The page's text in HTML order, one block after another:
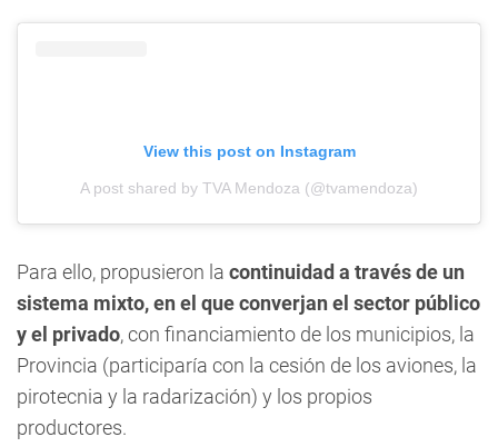
View this post on Instagram
A post shared by TVA Mendoza (@tvamendoza)
Para ello, propusieron la continuidad a través de un
sistema mixto, en el que converjan el sector público
y el privado, con financiamiento de los municipios, la
Provincia (participaría con la cesión de los aviones, la
pirotecnia y la radarización) y los propios
productores.